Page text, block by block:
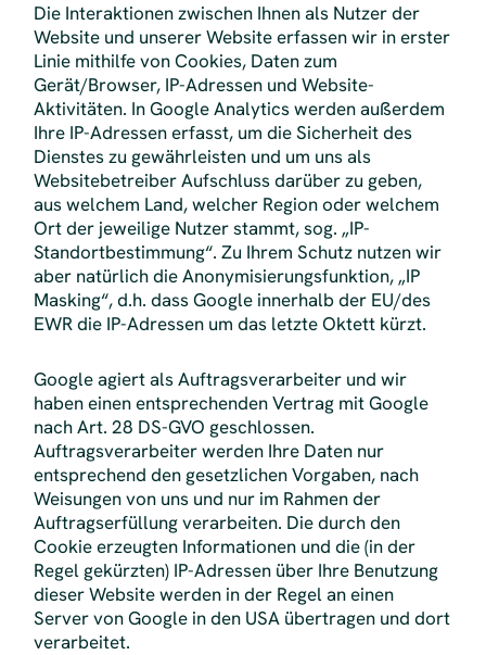
Die Interaktionen zwischen Ihnen als Nutzer der
Website und unserer Website erfassen wir in erster
Linie mithilfe von Cookies, Daten zum
Gerät/Browser, IP-Adressen und Website-
Aktivitäten. In Google Analytics werden außerdem
Ihre IP-Adressen erfasst, um die Sicherheit des
Dienstes zu gewährleisten und um uns als
Websitebetreiber Aufschluss darüber zu geben,
aus welchem Land, welcher Region oder welchem
Ort der jeweilige Nutzer stammt, sog. „IP-
Standortbestimmung“. Zu Ihrem Schutz nutzen wir
aber natürlich die Anonymisierungsfunktion, „IP
Masking“, d.h. dass Google innerhalb der EU/des
EWR die IP-Adressen um das letzte Oktett kürzt.
Google agiert als Auftragsverarbeiter und wir
haben einen entsprechenden Vertrag mit Google
nach Art. 28 DS-GVO geschlossen.
Auftragsverarbeiter werden Ihre Daten nur
entsprechend den gesetzlichen Vorgaben, nach
Weisungen von uns und nur im Rahmen der
Auftragserfüllung verarbeiten. Die durch den
Cookie erzeugten Informationen und die (in der
Regel gekürzten) IP-Adressen über Ihre Benutzung
dieser Website werden in der Regel an einen
Server von Google in den USA übertragen und dort
verarbeitet.